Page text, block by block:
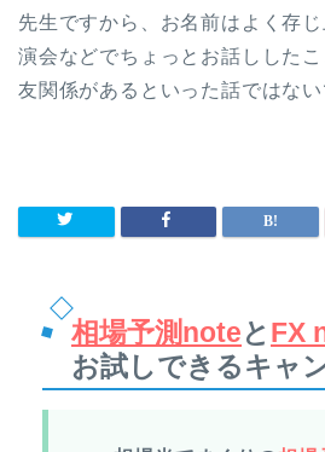
先生ですから、お名前はよく存
演会などでちょっとお話しした
友関係があるといった話ではない
相場予測noteとFX
お試しできるキャ